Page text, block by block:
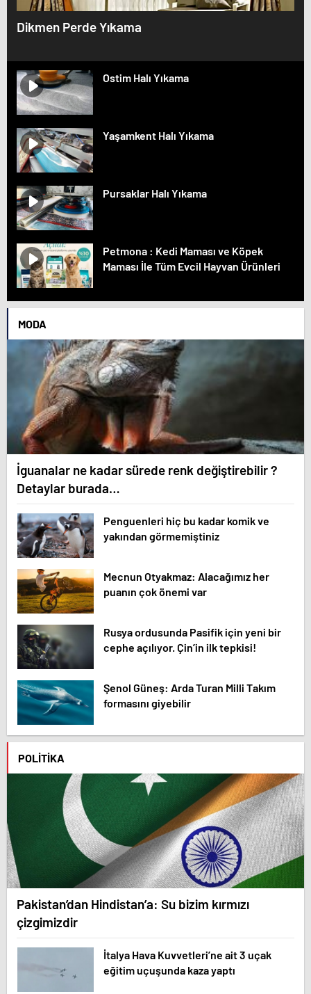
Dikmen Perde Yıkama
Ostim Halı Yıkama
Yaşamkent Halı Yıkama
Pursaklar Halı Yıkama
Petmona : Kedi Maması ve Köpek
Maması İle Tüm Evcil Hayvan Ürünleri
MODA
İguanalar ne kadar sürede renk değiştirebilir ?
Detaylar burada…
Penguenleri hiç bu kadar komik ve
yakından görmemiştiniz
Mecnun Otyakmaz: Alacağımız her
puanın çok önemi var
Rusya ordusunda Pasifik için yeni bir
cephe açılıyor. Çin’in ilk tepkisi!
Şenol Güneş: Arda Turan Milli Takım
formasını giyebilir
POLITIKA
Pakistan’dan Hindistan’a: Su bizim kırmızı
çizgimizdir
İtalya Hava Kuvvetleri’ne ait 3 uçak
eğitim uçuşunda kaza yaptı